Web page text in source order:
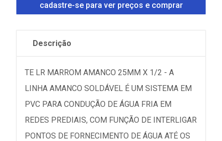
cadastre-se para ver preços e comprar
Descrição
TE LR MARROM AMANCO 25MM X 1/2 - A
LINHA AMANCO SOLDÁVEL É UM SISTEMA EM
PVC PARA CONDUÇÃO DE ÁGUA FRIA EM
REDES PREDIAIS, COM FUNÇÃO DE INTERLIGAR
PONTOS DE FORNECIMENTO DE ÁGUA ATÉ OS